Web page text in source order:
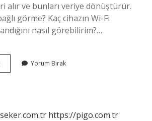
alır ve bunları veriye dönüştürür.
görme? Kaç cihazın Wi-Fi
nasıl görebilirim?…
Fi
Yorum Bırak
https://pigo.com.tr